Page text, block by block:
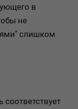
в
не
слишком